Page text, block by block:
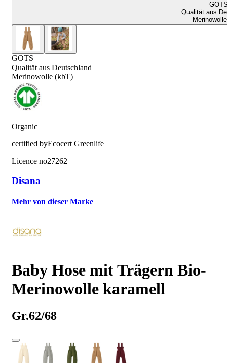
Qualität aus
GOTS
Qualität aus Deutschland
Merinowolle (kbT)
Organic
certified byEcocert Greenlife
Licence no27262
Disana
Mehr von dieser Marke
Baby Hose mit Trägern Bio-
Merinowolle karamell
Gr.62/68